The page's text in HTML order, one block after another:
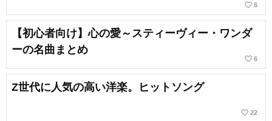
favorite_border 6
【初心者向け】心の愛～スティーヴィー・ワンダ
ーの名曲まとめ
favorite_border 6
Z世代に人気の高い洋楽。ヒットソング
favorite_border 22